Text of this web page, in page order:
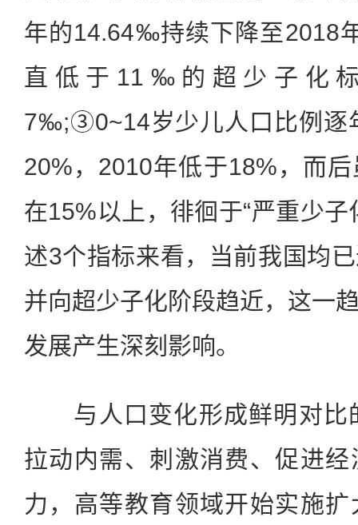
年的14.64‰持续下降至2018
直低于11‰的超少子化
7‰;③0~14岁少儿人口比例逐
20%，2010年低于18%，而
在15%以上，徘徊于“严重少子
述3个指标来看，当前我国均
并向超少子化阶段趋近，这一
发展产生深刻影响。
与人口变化形成鲜明对比
拉动内需、刺激消费、促进
力，高等教育领域开始实施